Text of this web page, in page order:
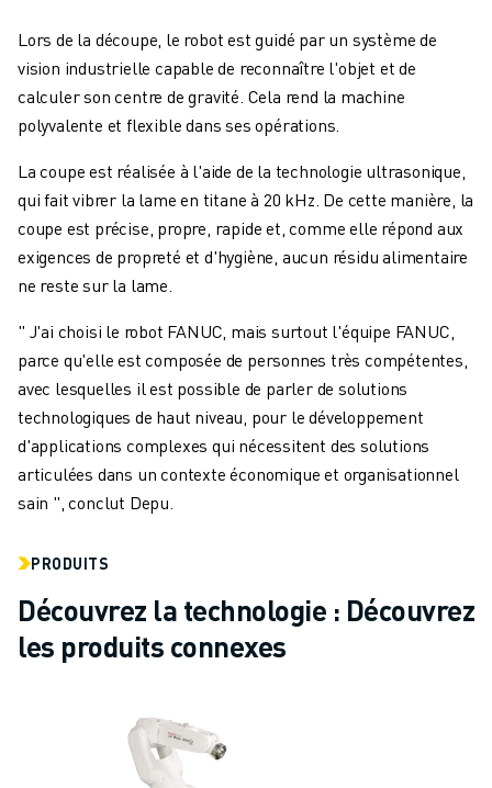
Lors de la découpe, le robot est guidé par un système de
vision industrielle capable de reconnaître l'objet et de
calculer son centre de gravité. Cela rend la machine
polyvalente et flexible dans ses opérations.
La coupe est réalisée à l'aide de la technologie ultrasonique,
qui fait vibrer la lame en titane à 20 kHz. De cette manière, la
coupe est précise, propre, rapide et, comme elle répond aux
exigences de propreté et d'hygiène, aucun résidu alimentaire
ne reste sur la lame.
" J'ai choisi le robot FANUC, mais surtout l'équipe FANUC,
parce qu'elle est composée de personnes très compétentes,
avec lesquelles il est possible de parler de solutions
technologiques de haut niveau, pour le développement
d'applications complexes qui nécessitent des solutions
articulées dans un contexte économique et organisationnel
sain ", conclut Depu.
PRODUITS
Découvrez la technologie : Découvrez
les produits connexes